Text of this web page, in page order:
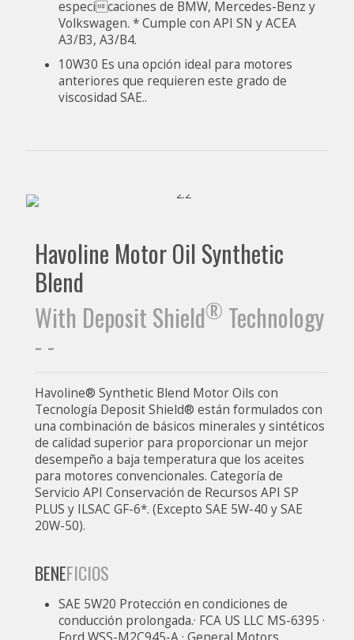
especicaciones de BMW, Mercedes-Benz y
Volkswagen. * Cumple con API SN y ACEA
A3/B3, A3/B4.
10W30 Es una opción ideal para motores
anteriores que requieren este grado de
viscosidad SAE..
Havoline Motor Oil Synthetic
Blend
With Deposit Shield® Technology
- -
Havoline® Synthetic Blend Motor Oils con
Tecnología Deposit Shield® están formulados con
una combinación de básicos minerales y sintéticos
de calidad superior para proporcionar un mejor
desempeño a baja temperatura que los aceites
para motores convencionales. Categoría de
Servicio API Conservación de Recursos API SP
PLUS y ILSAC GF-6*. (Excepto SAE 5W-40 y SAE
20W-50).
BENEFICIOS
SAE 5W20 Protección en condiciones de
conducción prolongada.· FCA US LLC MS-6395 ·